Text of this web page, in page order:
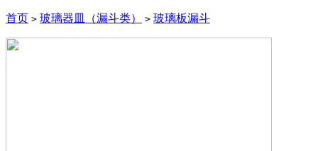
首页 > 玻璃器皿（漏斗类） > 玻璃板漏斗